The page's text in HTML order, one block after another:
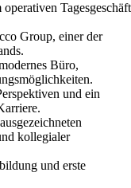
Tagesgeschäft
Group, einer der
Büro,
und ein
kollegialer
und erste